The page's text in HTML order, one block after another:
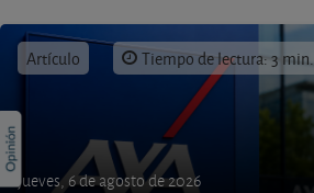
Artículo Tiempo de lectura: 3 min.
jueves, 6 de agosto de 2026